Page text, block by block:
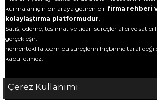
kurmaları için bir araya getiren bir firma rehberi
kolaylaştırma platformudur
Satış, ödeme, teslimat ve ticari süreçler alıcı ve
gerçekleşir.
hementeklifal.com bu süreçlerin hiçbirine taraf
kabul etmez.
Çerez Kullanımı